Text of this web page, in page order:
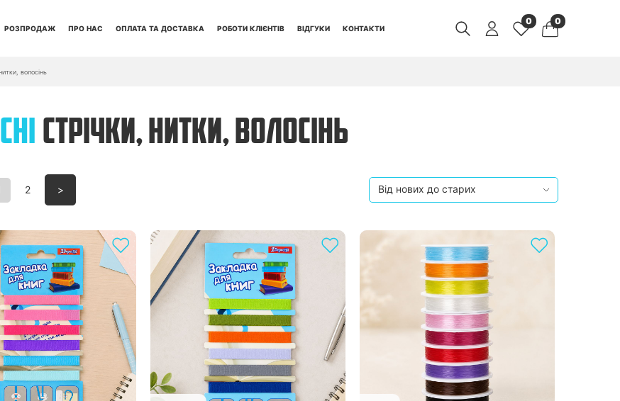
РОЗПРОДАЖ ПРО НАС ОПЛАТА ТА ДОСТАВКА РОБОТИ КЛІЄНТІВ ВІДГУКИ КОНТАКТИ
0 0
волосінь
СТРІЧКИ, НИТКИ, ВОЛОСІНЬ
2 >